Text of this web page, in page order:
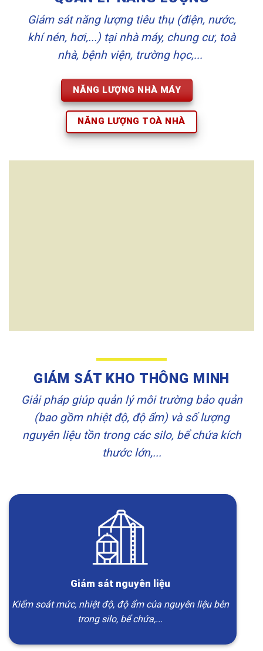
Giám sát năng lượng tiêu thụ (điện, nước,
khí nén, hơi,...) tại nhà máy, chung cư, toà
nhà, bệnh viện, trường học,...
NĂNG LƯỢNG NHÀ MÁY
NĂNG LƯỢNG TOÀ NHÀ
GIÁM SÁT KHO THÔNG MINH
Giải pháp giúp quản lý môi trường bảo quản
(bao gồm nhiệt độ, độ ẩm) và số lượng
nguyên liệu tồn trong các silo, bể chứa kích
thước lớn,...
Giám sát nguyên liệu
Kiểm soát mức, nhiệt độ, độ ẩm của nguyên liệu bên
trong silo, bể chứa,...